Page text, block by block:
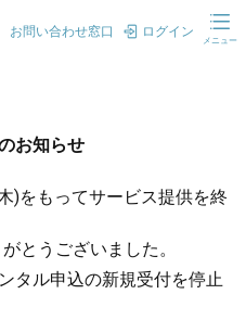
お問い合わせ窓口 ログイン
メニュー
お知らせ
)をもってサービス提供を終
とうございました。
タル申込の新規受付を停止